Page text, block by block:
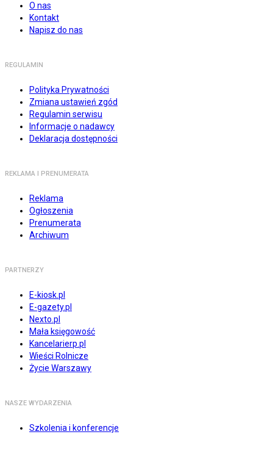
O nas
Kontakt
Napisz do nas
REGULAMIN
Polityka Prywatności
Zmiana ustawień zgód
Regulamin serwisu
Informacje o nadawcy
Deklaracja dostępności
REKLAMA I PRENUMERATA
Reklama
Ogłoszenia
Prenumerata
Archiwum
PARTNERZY
E-kiosk.pl
E-gazety.pl
Nexto.pl
Mała księgowość
Kancelarierp.pl
Wieści Rolnicze
Życie Warszawy
NASZE WYDARZENIA
Szkolenia i konferencje